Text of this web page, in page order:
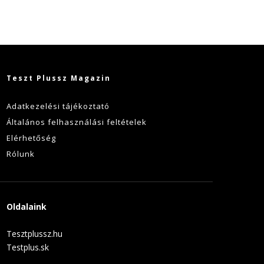
Teszt Plussz Magazin
Adatkezelési tájékoztató
Általános felhasználási feltételek
Elérhetőség
Rólunk
Oldalaink
Tesztplussz.hu
Testplus.sk